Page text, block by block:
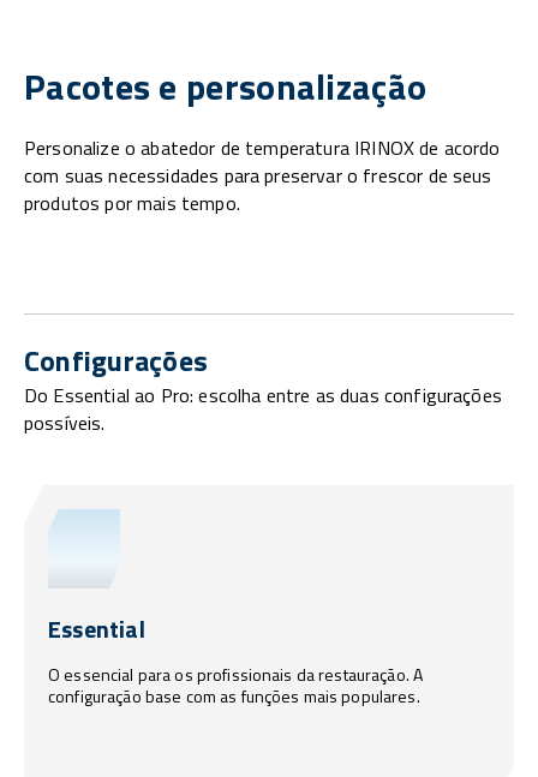
Pacotes e personalização
Personalize o abatedor de temperatura IRINOX de acordo
com suas necessidades para preservar o frescor de seus
produtos por mais tempo.
Configurações
Do Essential ao Pro: escolha entre as duas configurações
possíveis.
Essential
O essencial para os profissionais da restauração. A
configuração base com as funções mais populares.